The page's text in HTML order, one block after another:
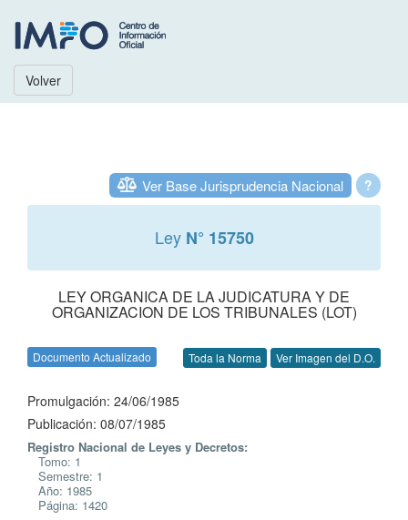
Volver
?
Ver Base Jurisprudencia Nacional
Ley N° 15750
LEY ORGANICA DE LA JUDICATURA Y DE
ORGANIZACION DE LOS TRIBUNALES (LOT)
Documento Actualizado Toda la Norma Ver Imagen del D.O.
Promulgación: 24/06/1985
Publicación: 08/07/1985
Registro Nacional de Leyes y Decretos:
Tomo: 1
Semestre: 1
Año: 1985
Página: 1420